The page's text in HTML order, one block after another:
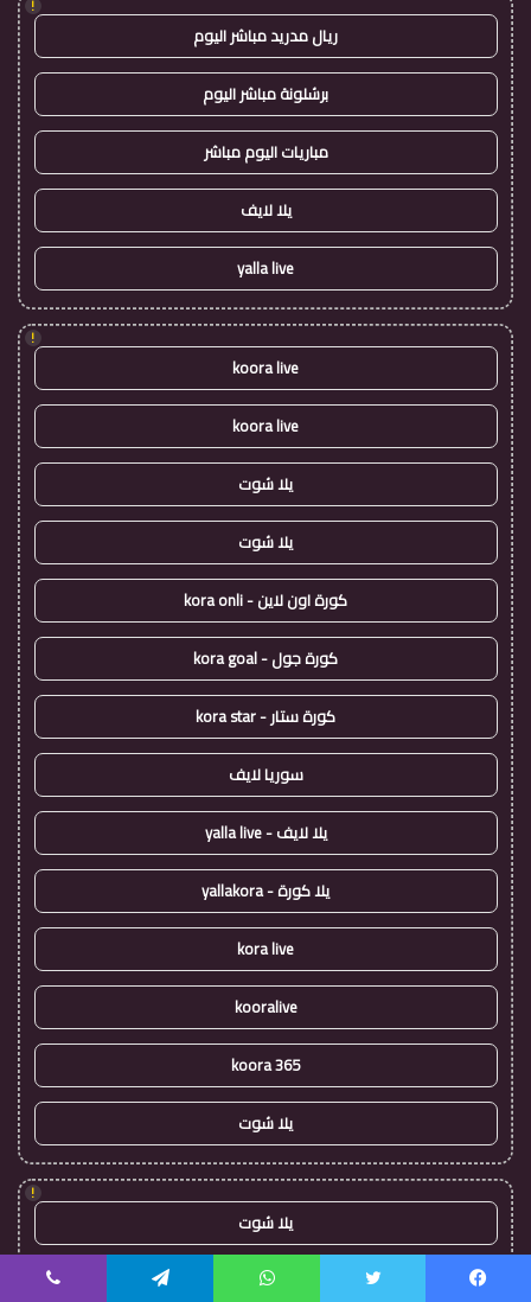
!
ريال مدريد مباشر اليوم
برشلونة مباشر اليوم
مباريات اليوم مباشر
يلا لايف
yalla live
!
koora live
koora live
يلا شوت
يلا شوت
كورة اون لاين - kora onli
كورة جول - kora goal
كورة ستار - kora star
سوريا لايف
يلا لايف - yalla live
يلا كورة - yallakora
kora live
kooralive
koora 365
يلا شوت
!
يلا شوت
كورة ستار - koora-star